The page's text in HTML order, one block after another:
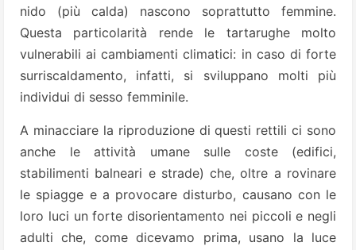
nido (più calda) nascono soprattutto femmine.
Questa particolarità rende le tartarughe molto
vulnerabili ai cambiamenti climatici: in caso di forte
surriscaldamento, infatti, si sviluppano molti più
individui di sesso femminile.
A minacciare la riproduzione di questi rettili ci sono
anche le attività umane sulle coste (edifici,
stabilimenti balneari e strade) che, oltre a rovinare
le spiagge e a provocare disturbo, causano con le
loro luci un forte disorientamento nei piccoli e negli
adulti che, come dicevamo prima, usano la luce